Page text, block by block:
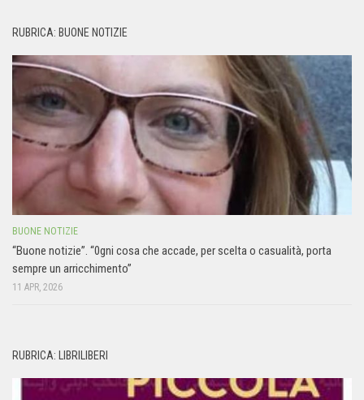
RUBRICA: BUONE NOTIZIE
BUONE NOTIZIE
“Buone notizie”. “0gni cosa che accade, per scelta o casualità, porta
sempre un arricchimento”
11 APR, 2026
RUBRICA: LIBRILIBERI